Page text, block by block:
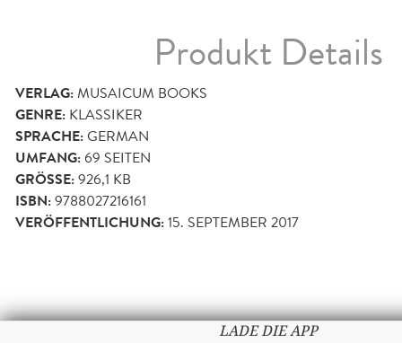
Produkt Details
VERLAG:MUSAICUM BOOKS
GENRE: KLASSIKER
SPRACHE:GERMAN
UMFANG:69 SEITEN
GRÖSSE: 926,1 KB
ISBN:9788027216161
VERÖFFENTLICHUNG:15. SEPTEMBER 2017
LADE DIE APP